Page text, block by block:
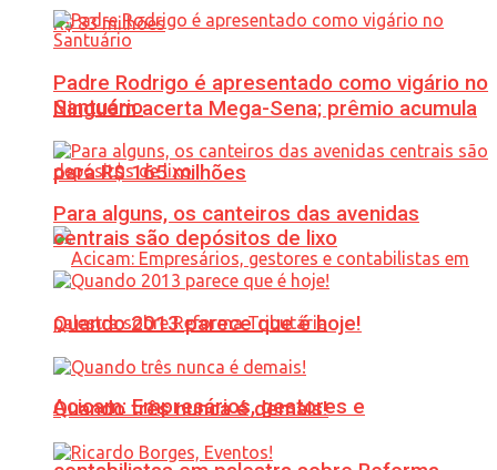
Ninguém acerta Mega-Sena; prêmio acumula
para R$ 165 milhões
Acicam: Empresários, gestores e
Padre Rodrigo é apresentado como vigário no
Santuário
Para alguns, os canteiros das avenidas
centrais são depósitos de lixo
Quando 2013 parece que é hoje!
Quando três nunca é demais!